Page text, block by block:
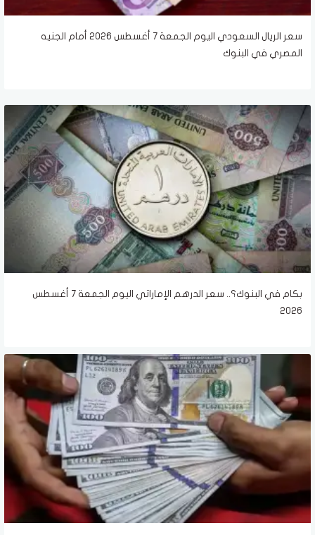
سعر الريال السعودي اليوم الجمعة 7 أغسطس 2026 أمام الجنيه
المصري في البنوك
بكام في البنوك؟.. سعر الدرهم الإماراتي اليوم الجمعة 7 أغسطس
2026